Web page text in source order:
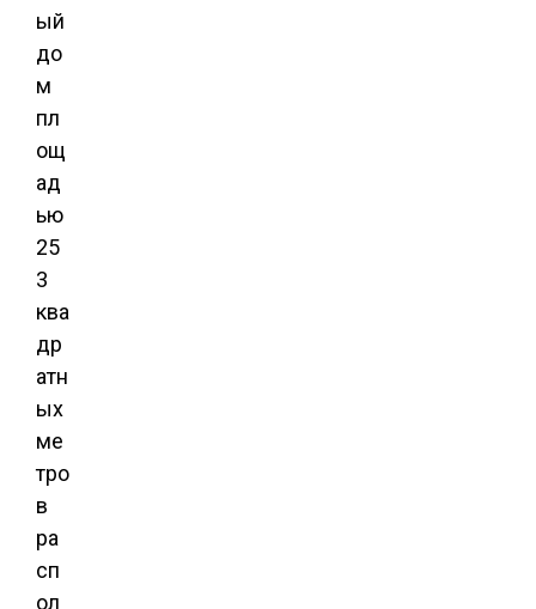
ый
до
м
пл
ощ
ад
ью
25
3
ква
др
атн
ых
ме
тро
в
ра
сп
ол